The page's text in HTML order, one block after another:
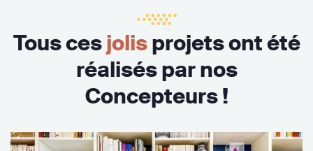
Tous cesjolisprojets ont été
réalisés par nos
Concepteurs !